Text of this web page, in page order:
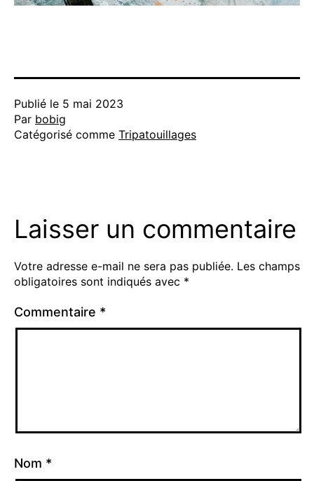
Publié le 5 mai 2023
Par bobig
Catégorisé comme Tripatouillages
Laisser un commentaire
Votre adresse e-mail ne sera pas publiée. Les champs
obligatoires sont indiqués avec *
Commentaire *
Nom *